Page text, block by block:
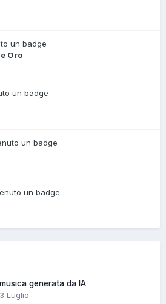
un badge
Oro
un badge
un badge
un badge
generata da IA
Luglio